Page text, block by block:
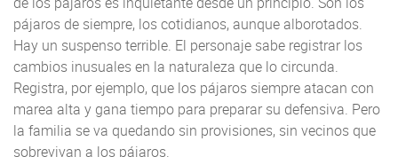
pájaros de siempre, los cotidianos, aunque alborotados.
Hay un suspenso terrible. El personaje sabe registrar los
cambios inusuales en la naturaleza que lo circunda.
Registra, por ejemplo, que los pájaros siempre atacan con
marea alta y gana tiempo para preparar su defensiva. Pero
la familia se va quedando sin provisiones, sin vecinos que
sobrevivan a los pájaros.